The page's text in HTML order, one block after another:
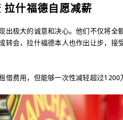
拉什福德自愿减薪
出极大的诚意和决心。他们不仅将
转会，拉什福德本人也作出让步，
借费用，但能够一次性减轻超过1200